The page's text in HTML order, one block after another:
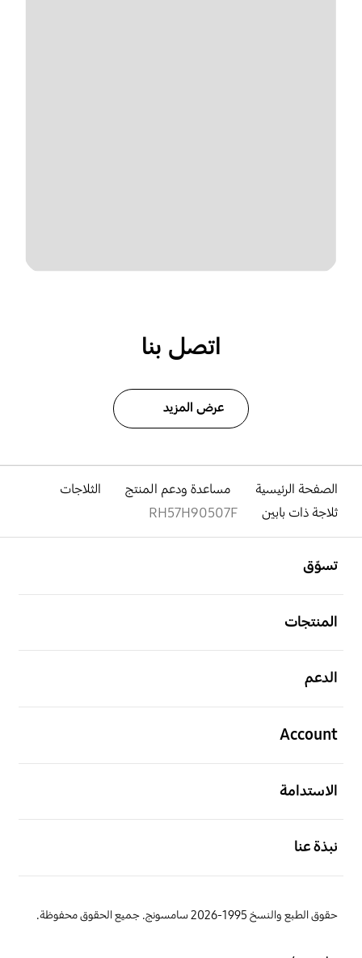
اتصل بنا
عرض المزيد
الصفحة الرئيسية مساعدة ودعم المنتج
الثلاجات
ثلاجة ذات بابين
RH57H90507F
تسوّق
المنتجات
الدعم
Account
الاستدامة
نبذة عنا
حقوق الطبع والنسخ 1995-2026 سامسونج. جميع الحقوق محفوظة.